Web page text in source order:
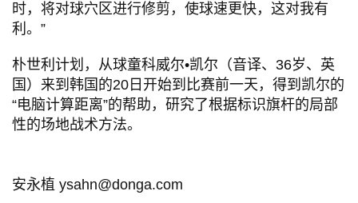
时，将对球穴区进行修剪，使球速更快，这对我有
利。”
朴世利计划，从球童科威尔•凯尔（音译、36岁、英
国）来到韩国的20日开始到比赛前一天，得到凯尔的
“电脑计算距离”的帮助，研究了根据标识旗杆的局部
性的场地战术方法。
安永植 ysahn@donga.com